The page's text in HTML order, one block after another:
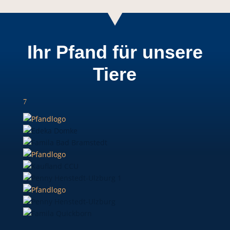
Ihr Pfand für unsere
Tiere
7